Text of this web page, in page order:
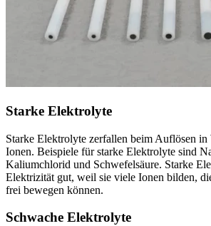
Starke Elektrolyte
Starke Elektrolyte zerfallen beim Auflösen in
Ionen. Beispiele für starke Elektrolyte sind
Kaliumchlorid und Schwefelsäure. Starke
Elektrizität gut, weil sie viele Ionen bilden,
frei bewegen können.
Schwache Elektrolyte